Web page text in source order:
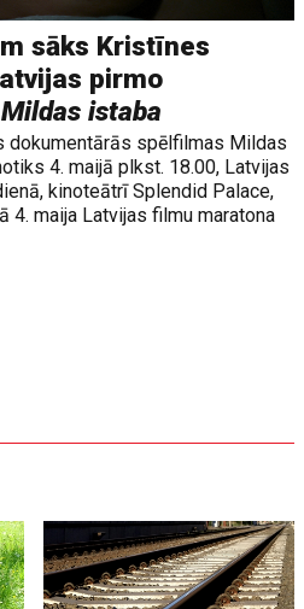
sāks Kristīnes
pirmo
Mildas istaba
spēlfilmas Mildas
4. maijā plkst. 18.00, Latvijas
kinoteātrī Splendid Palace,
4. maija Latvijas filmu maratona